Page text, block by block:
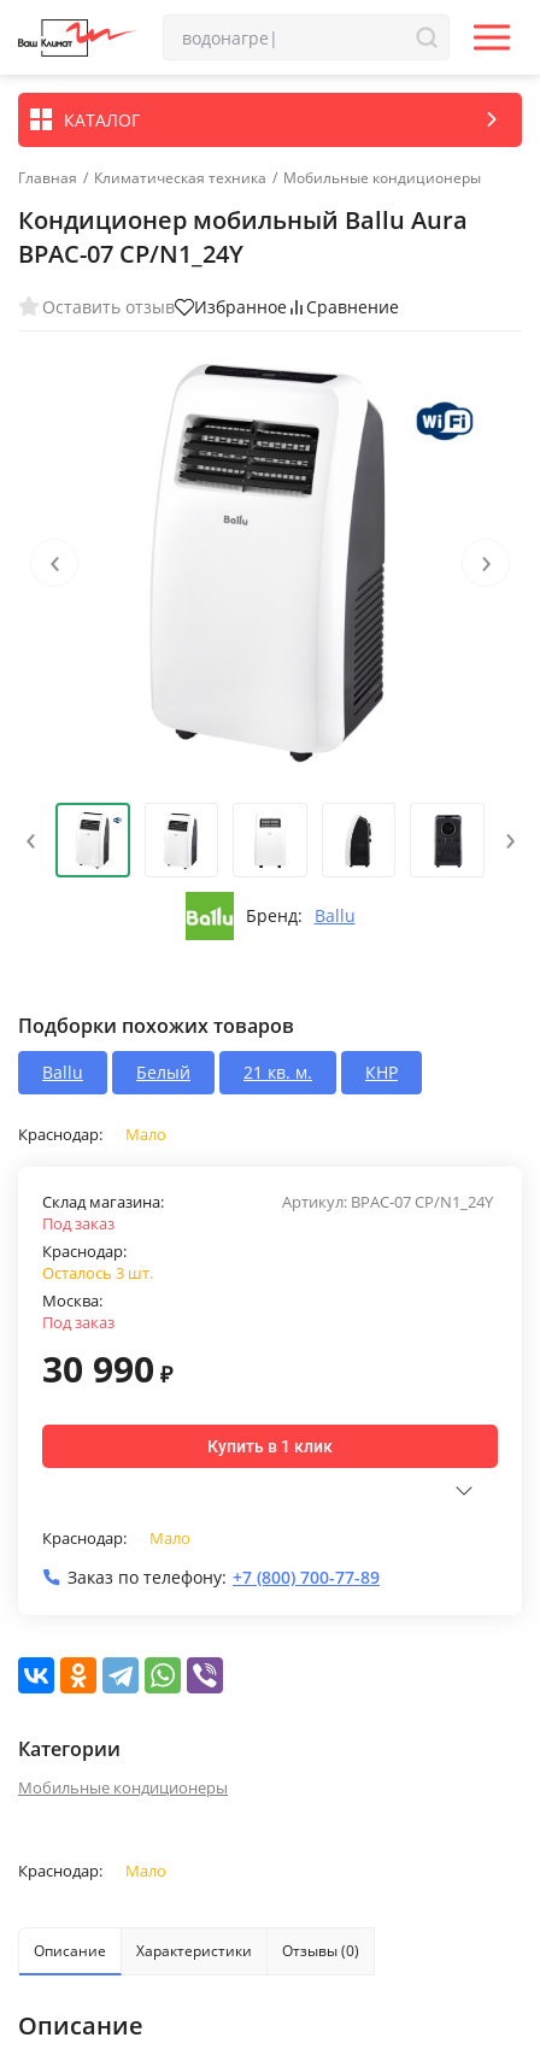
КАТАЛОГ
Главная / Климатическая техника / Мобильные кондиционеры
Кондиционер мобильный Ballu Aura
BPAC-07 CP/N1_24Y
Оставить отзыв Избранное Сравнение
‹ ›
‹ ›
Бренд: Ballu
Подборки похожих товаров
Ballu Белый 21 кв. м. КНР
Краснодар: Мало
Артикул: BPAC-07 CP/N1_24Y
Склад магазина:
Под заказ
Краснодар:
Осталось 3 шт.
Москва:
Под заказ
30 990 ₽
Купить в 1 клик
Краснодар: Мало
Заказ по телефону: +7 (800) 700-77-89
Категории
Мобильные кондиционеры
Краснодар: Мало
Описание Характеристики Отзывы (0)
Описание